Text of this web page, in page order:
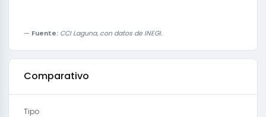
Fuente: CCI Laguna, con datos de INEGI.
Comparativo
Tipo